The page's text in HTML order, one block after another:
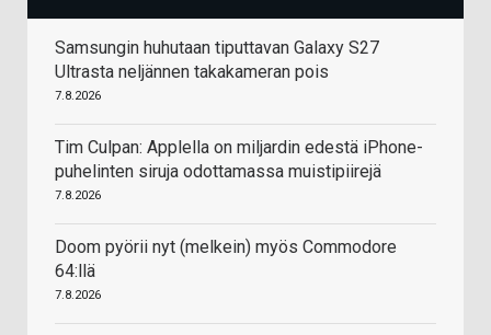
Samsungin huhutaan tiputtavan Galaxy S27
Ultrasta neljännen takakameran pois
7.8.2026
Tim Culpan: Applella on miljardin edestä iPhone-
puhelinten siruja odottamassa muistipiirejä
7.8.2026
Doom pyörii nyt (melkein) myös Commodore
64:llä
7.8.2026